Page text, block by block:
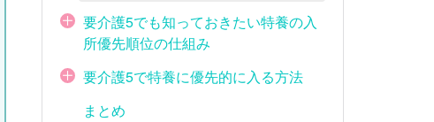
要介護5でも知っておきたい特養の入
所優先順位の仕組み
要介護5で特養に優先的に入る方法
まとめ